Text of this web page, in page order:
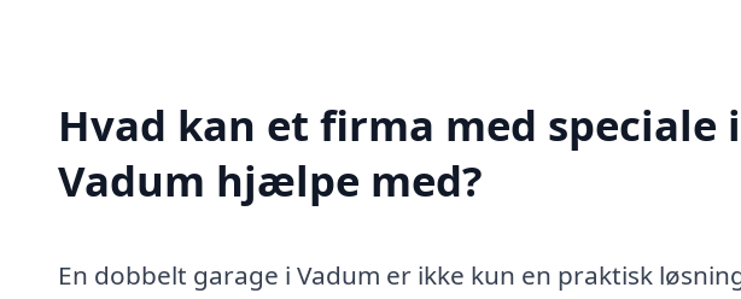
Hvad kan et firma med speciale
Vadum hjælpe med?
En dobbelt garage i Vadum er ikke kun en praktisk